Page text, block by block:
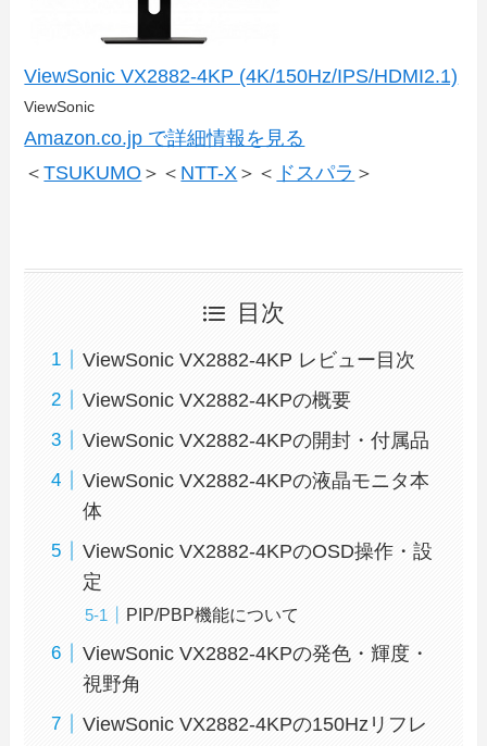
ViewSonic VX2882-4KP (4K/150Hz/IPS/HDMI2.1)
ViewSonic
Amazon.co.jp で詳細情報を見る
＜TSUKUMO ＞＜ NTT-X ＞＜ ドスパラ ＞
目次
ViewSonic VX2882-4KP レビュー目次
ViewSonic VX2882-4KPの概要
ViewSonic VX2882-4KPの開封・付属品
ViewSonic VX2882-4KPの液晶モニタ本
体
ViewSonic VX2882-4KPのOSD操作・設
定
PIP/PBP機能について
ViewSonic VX2882-4KPの発色・輝度・
視野角
ViewSonic VX2882-4KPの150Hzリフレ